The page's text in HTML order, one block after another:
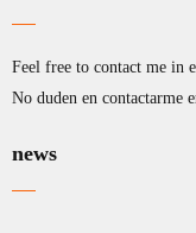
Feel free to contact me in
No duden en contactarme
news